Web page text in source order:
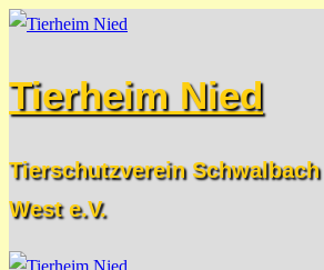
Zum
springen
Menü
Schließen
Tierheim Nied
Tierschutzverein
West e.V.